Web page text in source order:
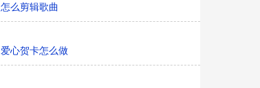
怎么剪辑歌曲
爱心贺卡怎么做